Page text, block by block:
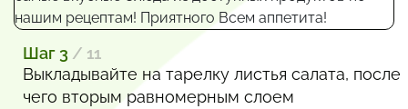
Шаг 3 / 11
Выкладывайте на тарелку листья салата, после
чего вторым равномерным слоем